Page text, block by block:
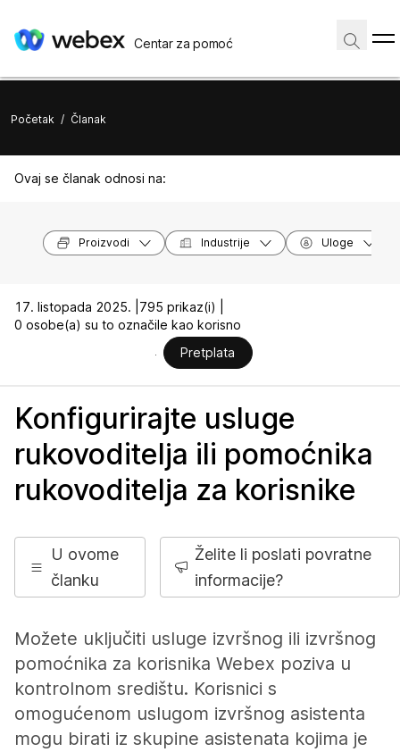
Centar za pomoć
Početak / Članak
Ovaj se članak odnosi na:
Proizvodi Industrije Uloge
17. listopada 2025. | 795 prikaz(i) |
0 osobe(a) su to označile kao korisno
Pretplata
Konfigurirajte usluge
rukovoditelja ili pomoćnika
rukovoditelja za korisnike
U ovome
članku
Želite li poslati povratne
informacije?
Možete uključiti usluge izvršnog ili izvršnog
pomoćnika za korisnika Webex poziva u
kontrolnom središtu. Korisnici s
omogućenom uslugom izvršnog asistenta
mogu birati iz skupine asistenata kojima je